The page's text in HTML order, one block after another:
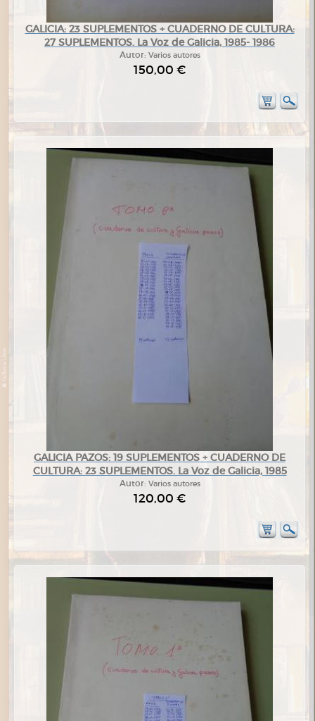
GALICIA: 23 SUPLEMENTOS + CUADERNO DE CULTURA:
27 SUPLEMENTOS. La Voz de Galicia, 1985- 1986
Autor: Varios autores
150,00 €
GALICIA PAZOS: 19 SUPLEMENTOS + CUADERNO DE
CULTURA: 23 SUPLEMENTOS. La Voz de Galicia, 1985
Autor: Varios autores
120,00 €